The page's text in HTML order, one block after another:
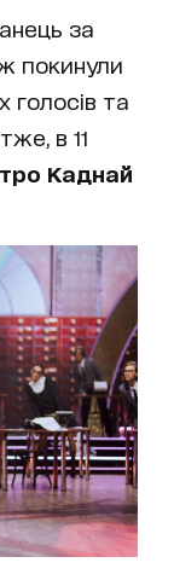
за
покинули
голосів та
в 11
Каднай